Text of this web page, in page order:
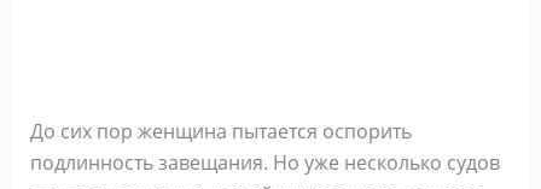
До сих пор женщина пытается оспорить
подлинность завещания. Но уже несколько судов